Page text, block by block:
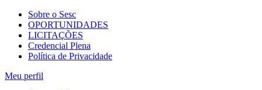
Sobre o Sesc
OPORTUNIDADES
LICITAÇÕES
Credencial Plena
Política de Privacidade
Meu perfil